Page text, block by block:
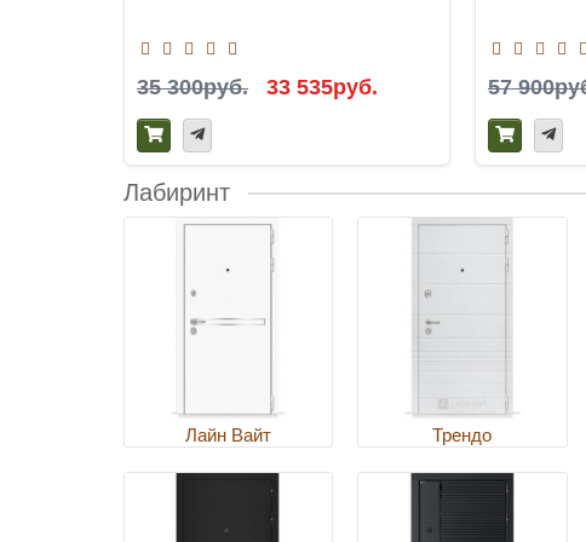
35 300руб. 33 535руб. 57
Лабиринт
Лайн Вайт Трендо